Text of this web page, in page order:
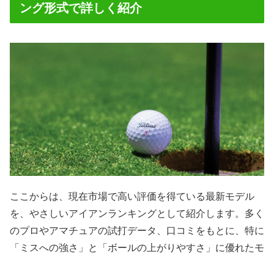
ング形式で詳しく紹介
ここからは、現在市場で高い評価を得ている最新モデル
を、やさしいアイアンランキングとして紹介します。多く
のプロやアマチュアの試打データ、口コミをもとに、特に
「ミスへの強さ」と「ボールの上がりやすさ」に優れたモ